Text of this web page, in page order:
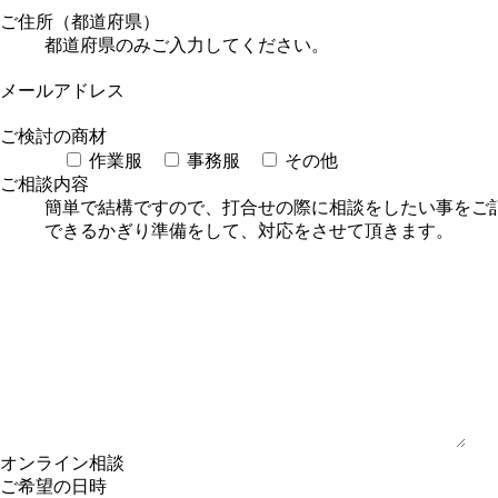
ご住所（都道府県）
都道府県のみご入力してください。
メールアドレス
ご検討の商材
作業服
事務服
その他
ご相談内容
簡単で結構ですので、打合せの際に相談をしたい事をご
できるかぎり準備をして、対応をさせて頂きます。
オンライン相談
ご希望の日時